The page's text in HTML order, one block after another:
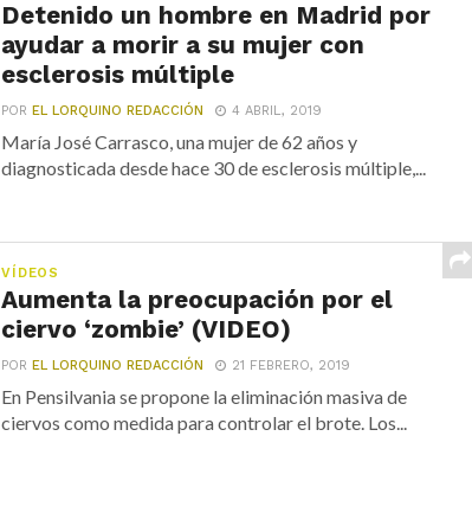
Detenido un hombre en Madrid por
ayudar a morir a su mujer con
esclerosis múltiple
POREL LORQUINO REDACCIÓN 4 ABRIL, 2019
María José Carrasco, una mujer de 62 años y
diagnosticada desde hace 30 de esclerosis múltiple,...
VÍDEOS
Aumenta la preocupación por el
ciervo ‘zombie’ (VIDEO)
POREL LORQUINO REDACCIÓN 21 FEBRERO, 2019
En Pensilvania se propone la eliminación masiva de
ciervos como medida para controlar el brote. Los...